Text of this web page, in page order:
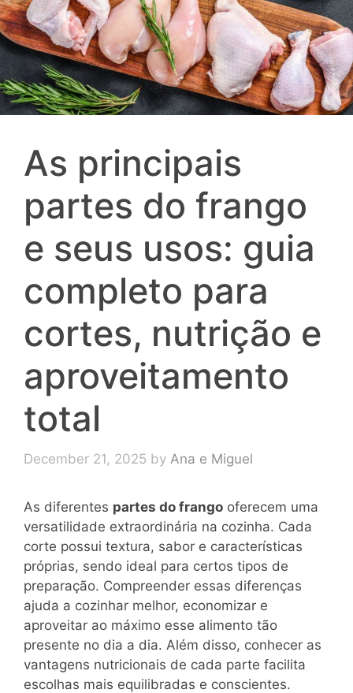
As principais
partes do frango
e seus usos: guia
completo para
cortes, nutrição e
aproveitamento
total
December 21, 2025 by Ana e Miguel
As diferentes partes do frango oferecem uma
versatilidade extraordinária na cozinha. Cada
corte possui textura, sabor e características
próprias, sendo ideal para certos tipos de
preparação. Compreender essas diferenças
ajuda a cozinhar melhor, economizar e
aproveitar ao máximo esse alimento tão
presente no dia a dia. Além disso, conhecer as
vantagens nutricionais de cada parte facilita
escolhas mais equilibradas e conscientes.